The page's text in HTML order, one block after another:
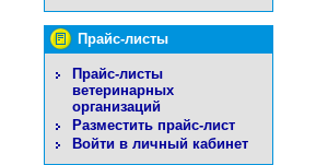
Прайс-листы
Прайс-листы
ветеринарных
организаций
Разместить прайс-лист
Войти в личный кабинет